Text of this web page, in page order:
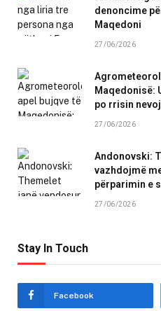
denoncime
Maqedoni
27/06/2026
Maqedonisë:
po rrisin
27/06/2026
Andonovski:
vazhdojmë
përparimin e
27/06/2026
Stay In Touch
Facebook